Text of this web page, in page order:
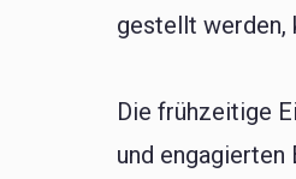
gestellt werden,
Die frühzeitige
und